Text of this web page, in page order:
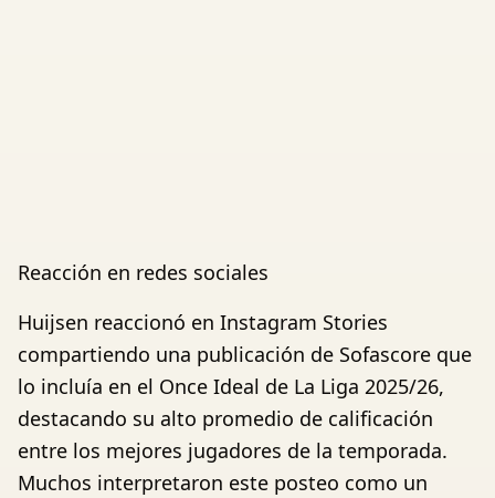
Reacción en redes sociales
Huijsen reaccionó en Instagram Stories
compartiendo una publicación de Sofascore que
lo incluía en el Once Ideal de La Liga 2025/26,
destacando su alto promedio de calificación
entre los mejores jugadores de la temporada.
Muchos interpretaron este posteo como un